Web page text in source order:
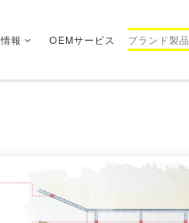
報 OEMサービス ブランド製品